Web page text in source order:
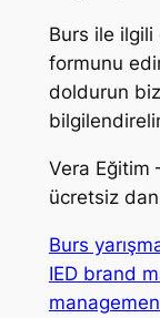
Burs ile ilgili
formunu
doldurun
Vera Eğitim
ücretsiz
Burs
IED brand